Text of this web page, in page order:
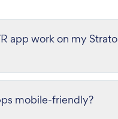
app work on my Strato
mobile-friendly?